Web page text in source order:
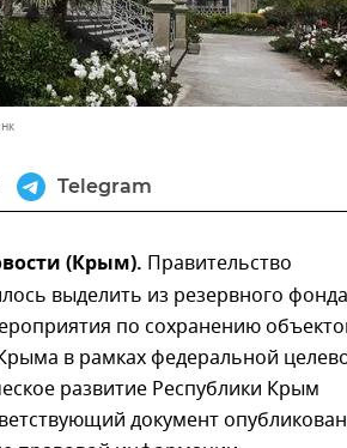
Telegram
(Крым). Правительство
выделить из резервного фонда
по сохранению
в рамках федеральной
развитие Республики Крым
документ опубликован